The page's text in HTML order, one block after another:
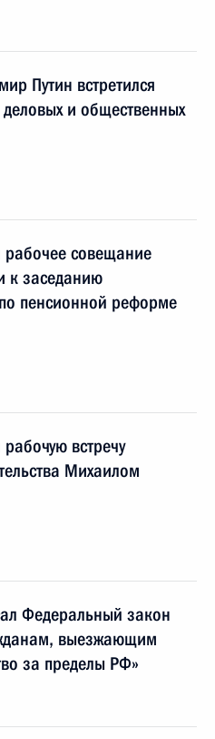
Путин встретился
и общественных
рабочее совещание
к заседанию
пенсионной реформе
встречу
Михаилом
Федеральный закон
выезжающим
за пределы РФ»